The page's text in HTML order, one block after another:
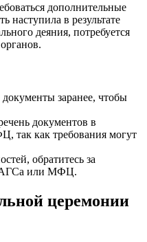
дополнительные
наступила в результате
деяния, потребуется
заранее, чтобы
документов в
как требования могут
обратитесь за
или МФЦ.
церемонии